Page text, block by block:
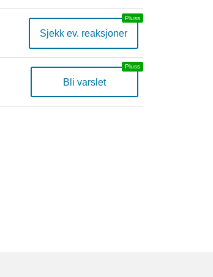
Sjekk ev. reaksjoner
Bli varslet